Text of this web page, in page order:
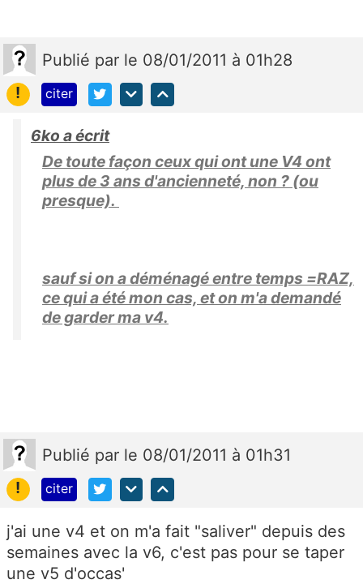
Publié par le 08/01/2011 à 01h28
!
citer
6ko a écrit
De toute façon ceux qui ont une V4 ont
plus de 3 ans d'ancienneté, non ? (ou
presque).
sauf si on a déménagé entre temps =RAZ,
ce qui a été mon cas, et on m'a demandé
de garder ma v4.
Publié par le 08/01/2011 à 01h31
!
citer
j'ai une v4 et on m'a fait "saliver" depuis des
semaines avec la v6, c'est pas pour se taper
une v5 d'occas'